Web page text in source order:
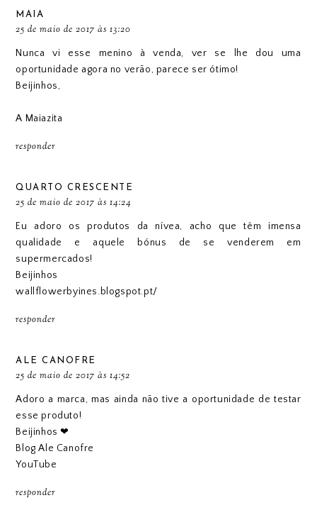
MAIA
25 de maio de 2017 às 13:20
Nunca vi esse menino à venda, ver se lhe dou uma
oportunidade agora no verão, parece ser ótimo!
Beijinhos,
A Maiazita
responder
QUARTO CRESCENTE
25 de maio de 2017 às 14:24
Eu adoro os produtos da nívea, acho que têm imensa
qualidade e aquele bónus de se venderem em
supermercados!
Beijinhos
wallflowerbyines.blogspot.pt/
responder
ALE CANOFRE
25 de maio de 2017 às 14:52
Adoro a marca, mas ainda não tive a oportunidade de testar
esse produto!
Beijinhos ❤
Blog Ale Canofre
YouTube
responder